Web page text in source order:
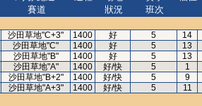
賽道
狀況
班次
沙田草地"C+3" 1400 好 5
14
沙田草地"C" 1400 好 5
13
沙田草地"B" 1400 好 5
13
沙田草地"A" 1400 好/快 5
1
沙田草地"B+2" 1400 好/快 5
9
沙田草地"A+3" 1400 好/快 5
11